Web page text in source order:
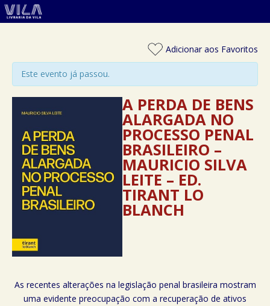
Adicionar aos Favoritos
Este evento já passou.
A PERDA DE BENS
ALARGADA NO
PROCESSO PENAL
BRASILEIRO –
MAURICIO SILVA
LEITE – ED.
TIRANT LO
BLANCH
As recentes alterações na legislação penal brasileira mostram
uma evidente preocupação com a recuperação de ativos